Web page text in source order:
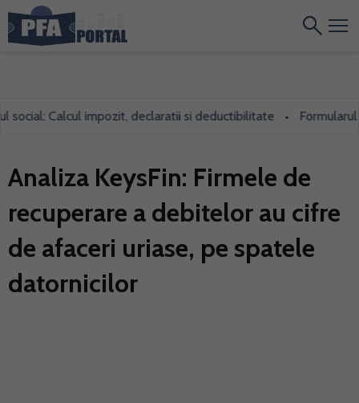
Calcul impozit, declaratii si deductibilitate • Formularul
Analiza KeysFin: Firmele de
recuperare a debitelor au cifre
de afaceri uriase, pe spatele
datornicilor